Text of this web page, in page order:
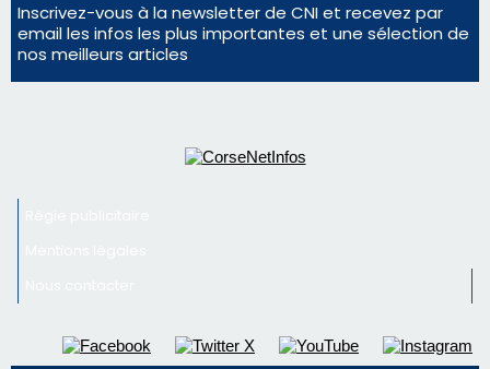
Inscrivez-vous à la newsletter de CNI et recevez par
email les infos les plus importantes et une sélection de
nos meilleurs articles